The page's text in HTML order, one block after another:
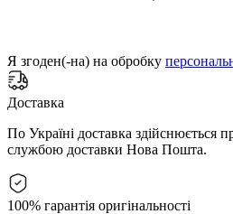
Я згоден(-на) на обробку
Доставка
По Україні доставка здійснюється
службою доставки Нова Пошта.
100% гарантія оригінальності